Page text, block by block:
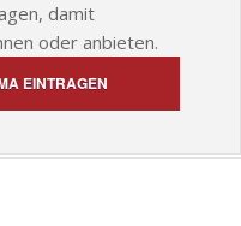
damit
oder anbieten.
EINTRAGEN